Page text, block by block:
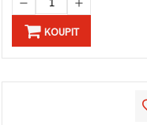
KOUPIT